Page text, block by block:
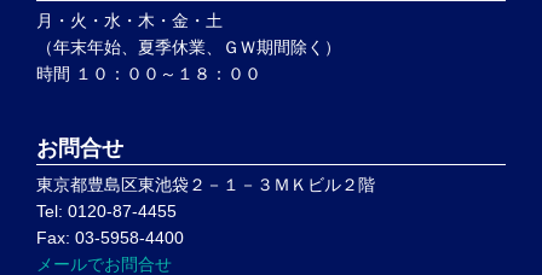
月・火・水・木・金・土
（年末年始、夏季休業、ＧＷ期間除く）
時間 １０：００～１８：００
お問合せ
東京都豊島区東池袋２－１－３ＭＫビル２階
Tel: 0120-87-4455
Fax: 03-5958-4400
メールでお問合せ